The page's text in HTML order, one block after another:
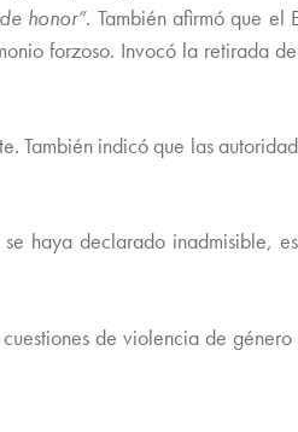
honor”. También afirmó que el
forzoso. Invocó la retirada
También indicó que las
haya declarado inadmisible,
de violencia de